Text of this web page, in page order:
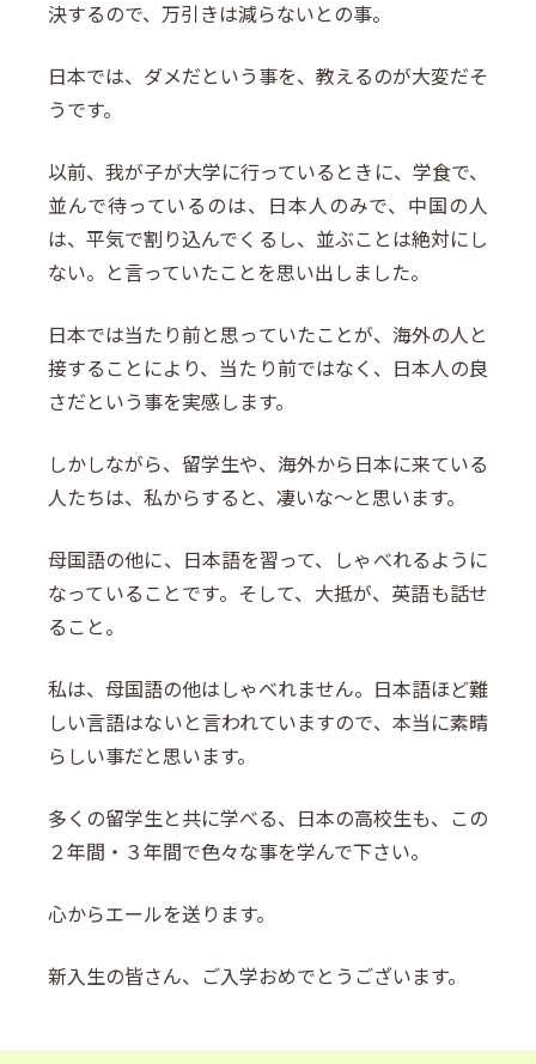
決するので、万引きは減らないとの事。
日本では、ダメだという事を、教えるのが大変だそ
うです。
以前、我が子が大学に行っているときに、学食で、
並んで待っているのは、日本人のみで、中国の人
は、平気で割り込んでくるし、並ぶことは絶対にし
ない。と言っていたことを思い出しました。
日本では当たり前と思っていたことが、海外の人と
接することにより、当たり前ではなく、日本人の良
さだという事を実感します。
しかしながら、留学生や、海外から日本に来ている
人たちは、私からすると、凄いな～と思います。
母国語の他に、日本語を習って、しゃべれるように
なっていることです。そして、大抵が、英語も話せ
ること。
私は、母国語の他はしゃべれません。日本語ほど難
しい言語はないと言われていますので、本当に素晴
らしい事だと思います。
多くの留学生と共に学べる、日本の高校生も、この
２年間・３年間で色々な事を学んで下さい。
心からエールを送ります。
新入生の皆さん、ご入学おめでとうございます。